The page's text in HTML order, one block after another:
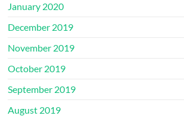
January 2020
December 2019
November 2019
October 2019
September 2019
August 2019